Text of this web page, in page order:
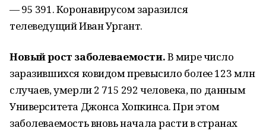
— 95 391. Коронавирусом заразился
телеведущий Иван Ургант.
Новый рост заболеваемости.В мире число
заразившихся ковидом превысило более 123 млн
случаев, умерли 2 715 292 человека, по данным
Университета Джонса Хопкинса. При этом
заболеваемость вновь начала расти в странах